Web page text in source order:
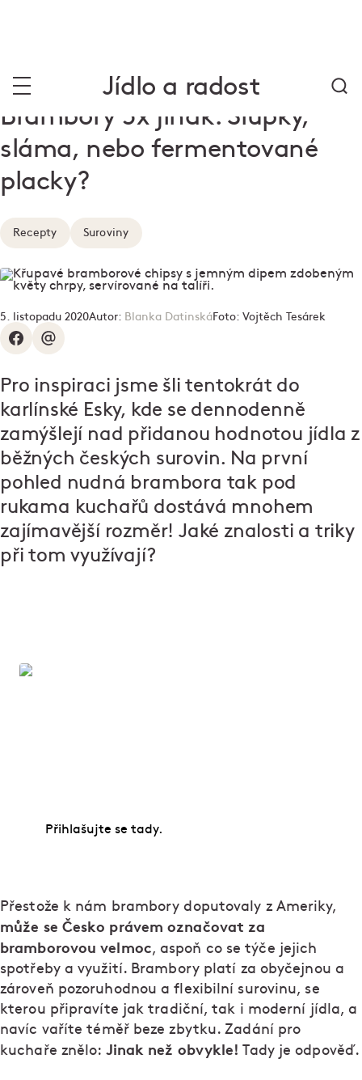
Jídlo a radost
Brambory 5x jinak: Slupky,
sláma, nebo fermentované
placky?
Recepty Suroviny
5. listopadu 2020Autor: Blanka DatinskáFoto: Vojtěch Tesárek
Pro inspiraci jsme šli tentokrát do
karlínské Esky, kde se dennodenně
zamýšlejí nad přidanou hodnotou jídla z
běžných českých surovin. Na první
pohled nudná brambora tak pod
rukama kuchařů dostává mnohem
zajímavější rozměr! Jaké znalosti a triky
při tom využívají?
Přihlašujte se tady.
Přestože k nám brambory doputovaly z Ameriky,
může se Česko právem označovat za
bramborovou velmoc, aspoň co se týče jejich
spotřeby a využití. Brambory platí za obyčejnou a
zároveň pozoruhodnou a flexibilní surovinu, se
kterou připravíte jak tradiční, tak i moderní jídla, a
navíc vaříte téměř beze zbytku. Zadání pro
kuchaře znělo: Jinak než obvykle! Tady je odpověď.